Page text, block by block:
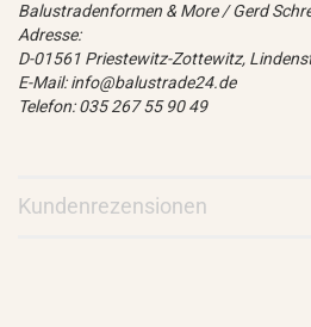
Balustradenformen & More / Gerd
Adresse:
D-01561 Priestewitz-Zottewitz,
E-Mail: info@balustrade24.de
Telefon: 035 267 55 90 49
Kundenrezensionen